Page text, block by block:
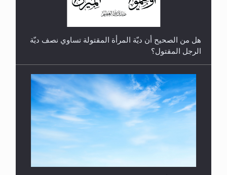
هل من الصحيح أن ديّة المرأة المقتولة تساوي نصف ديّة
الرجل المقتول؟